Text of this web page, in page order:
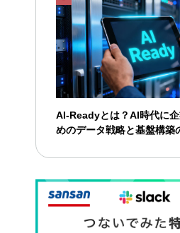
AI-Readyとは？AI時代に
めのデータ戦略と基盤構築